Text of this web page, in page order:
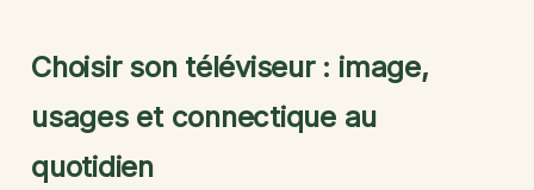
Choisir son téléviseur : image,
usages et connectique au
quotidien